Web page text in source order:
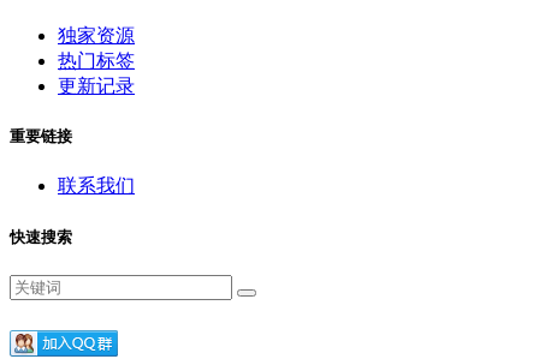
独家资源
热门标签
更新记录
重要链接
联系我们
快速搜索